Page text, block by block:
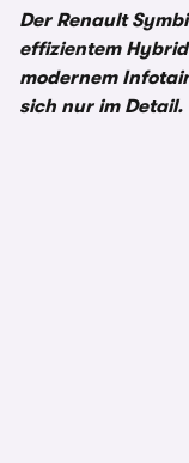
Der Renault
effizientem
modernem
sich nur im Detail.